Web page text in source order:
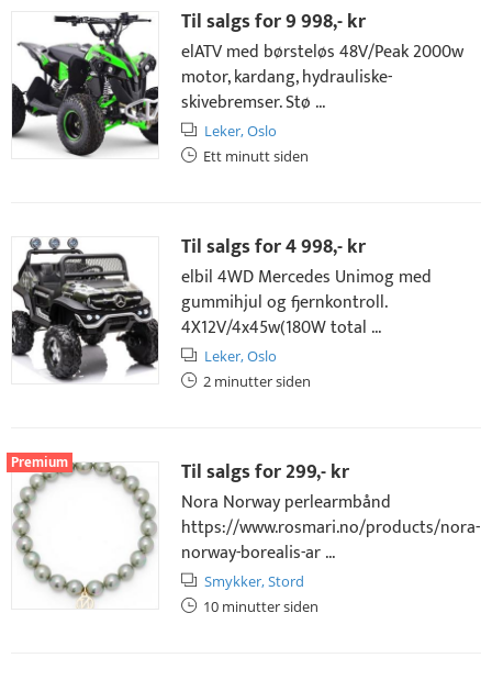
Til salgs for9 998,- kr
elATV med børsteløs 48V/Peak 2000w
motor, kardang, hydrauliske-
skivebremser. Stø ...
Leker,Oslo
Ett minutt siden
Til salgs for4 998,- kr
elbil 4WD Mercedes Unimog med
gummihjul og fjernkontroll.
4X12V/4x45w(180W total ...
Leker,Oslo
2 minutter siden
Premium Til salgs for299,- kr
Nora Norway perlearmbånd
https://www.rosmari.no/products/nora-
norway-borealis-ar ...
Smykker,Stord
10 minutter siden